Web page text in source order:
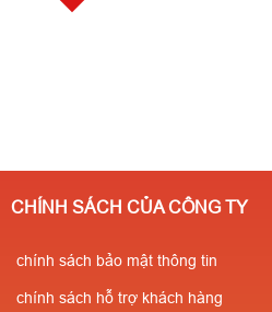
CHÍNH SÁCH CỦA CÔNG TY
chính sách bảo mật thông tin
chính sách hỗ trợ khách hàng